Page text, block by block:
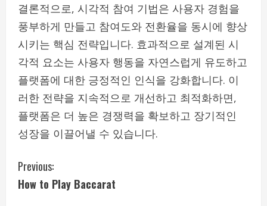
결론적으로, 시각적 참여 기법은 사용자 경험을
풍부하게 만들고 참여도와 전환율을 동시에 향상
시키는 핵심 전략입니다. 효과적으로 설계된 시
각적 요소는 사용자 행동을 자연스럽게 유도하고
플랫폼에 대한 긍정적인 인식을 강화합니다. 이
러한 전략을 지속적으로 개선하고 최적화하면,
플랫폼은 더 높은 경쟁력을 확보하고 장기적인
성장을 이끌어낼 수 있습니다.
C
o
Previous:
How to Play Baccarat